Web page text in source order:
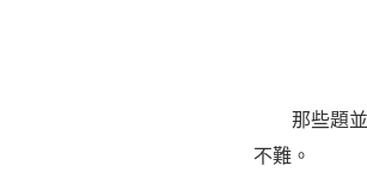
那些題並
不難。